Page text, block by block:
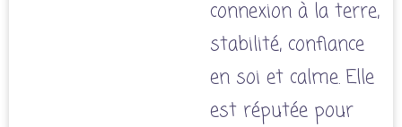
connexion à la terre,
stabilité, confiance
en soi et calme. Elle
est réputée pour